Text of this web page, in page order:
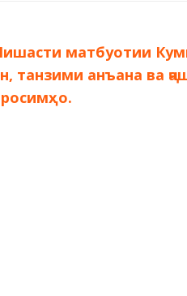
матбуотии
танзими анъана ва